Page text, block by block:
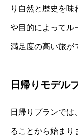
り自然と歴史を
や目的によってル
満足度の高い旅が
日帰りモデル
日帰りプランで
ることから始まり